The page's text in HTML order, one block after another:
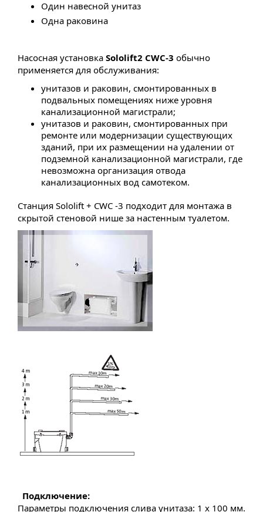
Один навесной унитаз
Одна раковина
Насосная установка Sololift2 СWC-3 обычно
применяется для обслуживания:
унитазов и раковин, смонтированных в
подвальных помещениях ниже уровня
канализационной магистрали;
унитазов и раковин, смонтированных при
ремонте или модернизации существующих
зданий, при их размещении на удалении от
подземной канализационной магистрали, где
невозможна организация отвода
канализационных вод самотеком.
Станция Sololift + СWC -3 подходит для монтажа в
скрытой стеновой нише за настенным туалетом.
Подключение:
Параметры подключения слива унитаза: 1 x 100 мм.